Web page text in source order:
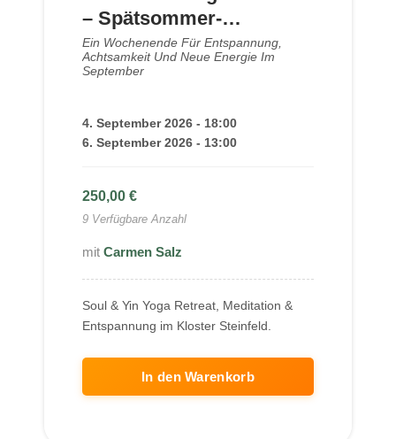
– Spätsommer-
Meditation im Kloster |
September 2026
Ein Wochenende Für Entspannung,
Achtsamkeit Und Neue Energie Im
September
4. September 2026 - 18:00
6. September 2026 - 13:00
250,00 €
9 Verfügbare Anzahl
Carmen Salz
Soul & Yin Yoga Retreat, Meditation &
Entspannung im Kloster Steinfeld.
In den Warenkorb